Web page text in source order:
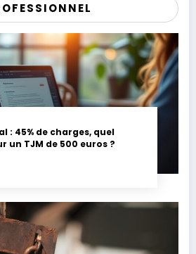
: 45% de charges, quel
un TJM de 500 euros ?